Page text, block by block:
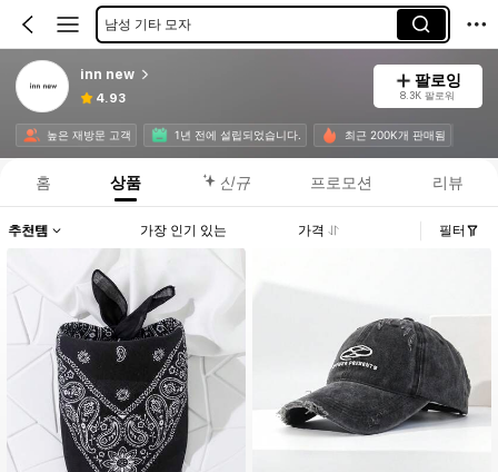
여성 스카프
inn new
4.93
팔로잉
8.3K 팔로워
높은 재방문 고객 1년 전에 설립되었습니다. 최근 200K개 판매됨
홈 상품 신규 프로모션 리뷰
추천템 가장 인기 있는 가격 필터